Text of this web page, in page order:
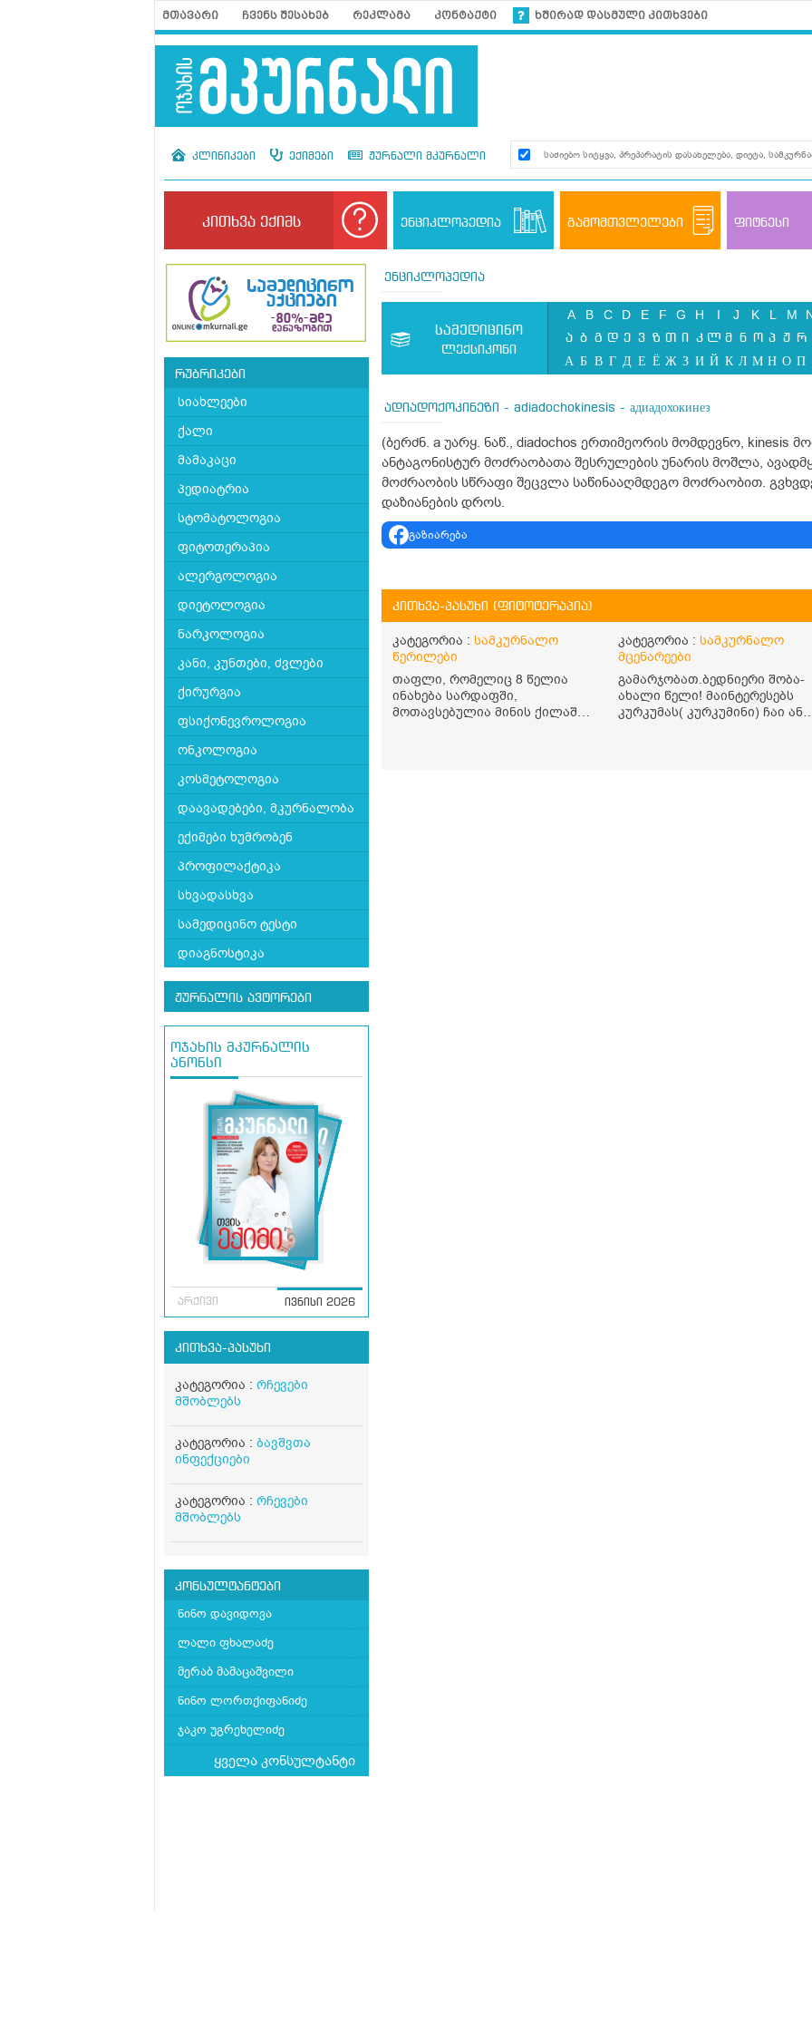
მთავარი ჩვენს შესახებ რეკლამა კონტაქტი ხშირად დასმული კითხვები
კლინიკები ექიმები ჟურნალი მკურნალი
კითხვა ექიმს ენციკლოპედია გამომთვლელები ფიტნესი
რუბრიკები
სიახლეები
ქალი
მამაკაცი
პედიატრია
სტომატოლოგია
ფიტოთერაპია
ალერგოლოგია
დიეტოლოგია
ნარკოლოგია
კანი, კუნთები, ძვლები
ქირურგია
ფსიქონევროლოგია
ონკოლოგია
კოსმეტოლოგია
დაავადებები, მკურნალობა
ექიმები ხუმრობენ
პროფილაქტიკა
სხვადასხვა
სამედიცინო ტესტი
დიაგნოსტიკა
ჟურნალის ავტორები
ოჯახის მკურნალის
ანონსი
არქივი ივნისი 2026
კითხვა-პასუხი
კატეგორია : რჩევები
მშობლებს
კატეგორია : ბავშვთა
ინფექციები
კატეგორია : რჩევები
მშობლებს
კონსულტანტები
ნინო დავიდოვა
ლალი ფხალაძე
მერაბ მამაცაშვილი
ნინო ლორთქიფანიძე
ჯაკო უგრეხელიძე
ყველა კონსულტანტი
ენციკლოპედია
სამედიცინო
ლექსიკონი
A B C D E F G H I J K L M
ა ბ გ დ ე ვ ზ თ ი კ ლ მ ნ ო პ ჟ რ
А Б В Г Д Е Ё Ж З И Й К Л М Н О П
ადიადოქოკინეზი - adiadochokinesis - адиадохокинез
(ბერძნ. a უარყ. ნაწ., diadochos ერთიმეორის მომდევნო, kinesis
ანტაგონისტურ მოძრაობათა შესრულების უნარის მოშლა,
მოძრაობის სწრაფი შეცვლა საწინააღმდეგო მოძრაობით.
დაზიანების დროს.
გაზიარება
კითხვა-პასუხი (ფიტოტერაპია)
კატეგორია : სამკურნალო
წერილები
თაფლი, რომელიც 8 წელია
ინახება სარდაფში,
მოთავსებულია მინის ქილაში
კატეგორია :სამკურნალო
მცენარეები
გამარჯობათ.ბედნიერი შობა-
ახალი წელი! მაინტერესებს
კურკუმას( კურკუმინი) ჩაი ან